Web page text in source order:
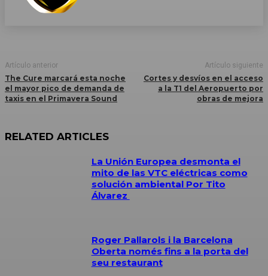
Artículo anterior
The Cure marcará esta noche
el mayor pico de demanda de
taxis en el Primavera Sound
Artículo siguiente
Cortes y desvíos en el acceso
a la T1 del Aeropuerto por
obras de mejora
RELATED ARTICLES
La Unión Europea desmonta el
mito de las VTC eléctricas como
solución ambiental Por Tito
Álvarez
Roger Pallarols i la Barcelona
Oberta només fins a la porta del
seu restaurant